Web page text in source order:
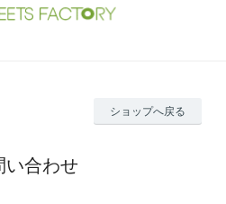
ショップへ戻る
い合わせ